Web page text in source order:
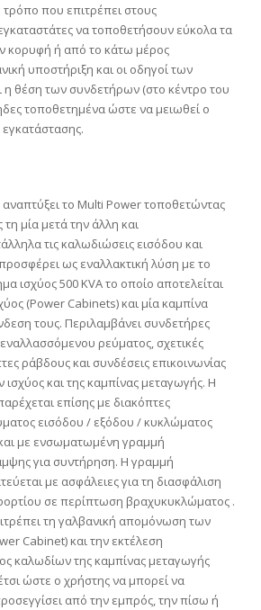
που επιτρέπει στους
να τοποθετήσουν εύκολα τα
κορυφή ή από το κάτω μέρος
υποστήριξη και οι οδηγοί των
θέση των συνδετήρων (στο κέντρο του
τοποθετημένα ώστε να μειωθεί ο
το Multi Power τοποθετώντας
τη μία μετά την άλλη και
τις καλωδιώσεις εισόδου και
ως εναλλακτική λύση με το
ισχύος 500 KVA το οποίο αποτελείται
(Power Cabinets) και μία καμπίνα
τους. Περιλαμβάνει συνδετήρες
ρεύματος, σχετικές
ράβδους και συνδέσεις επικοινωνίας
και της καμπίνας μεταγωγής. Η
επίσης με διακόπτες
εισόδου / εξόδου / κυκλώματος
με ενσωματωμένη γραμμή
για συντήρηση. Η γραμμή
με ασφάλειες για τη διασφάλιση
σε περίπτωση βραχυκυκλώματος .
τη γαλβανική απομόνωση των
Cabinet) και την εκτέλεση
καλωδίων της καμπίνας μεταγωγής
ώστε ο χρήστης να μπορεί να
από την εμπρός, την πίσω ή